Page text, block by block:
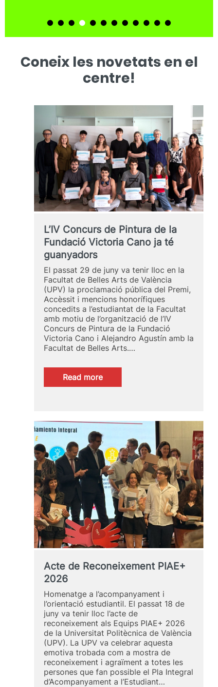
Coneix les novetats en el
centre!
L’IV Concurs de Pintura de la
Fundació Victoria Cano ja té
guanyadors
El passat 29 de juny va tenir lloc en la
Facultat de Belles Arts de València
(UPV) la proclamació pública del Premi,
Accèssit i mencions honorífiques
concedits a l’estudiantat de la Facultat
amb motiu de l’organització de l’IV
Concurs de Pintura de la Fundació
Victoria Cano i Alejandro Agustín amb la
Facultat de Belles Arts.…
Read more:
L’IV
de
la
Fundació
Victoria
Cano
ja
té
guanyadors
Acte de Reconeixement PIAE+
2026
Homenatge a l’acompanyament i
l’orientació estudiantil. El passat 18 de
juny va tenir lloc l’acte de
reconeixement als Equips PIAE+ 2026
de la Universitat Politècnica de València
(UPV). La UPV va celebrar aquesta
emotiva trobada com a mostra de
reconeixement i agraïment a totes les
persones que fan possible el Pla Integral
d’Acompanyament a l’Estudiant…